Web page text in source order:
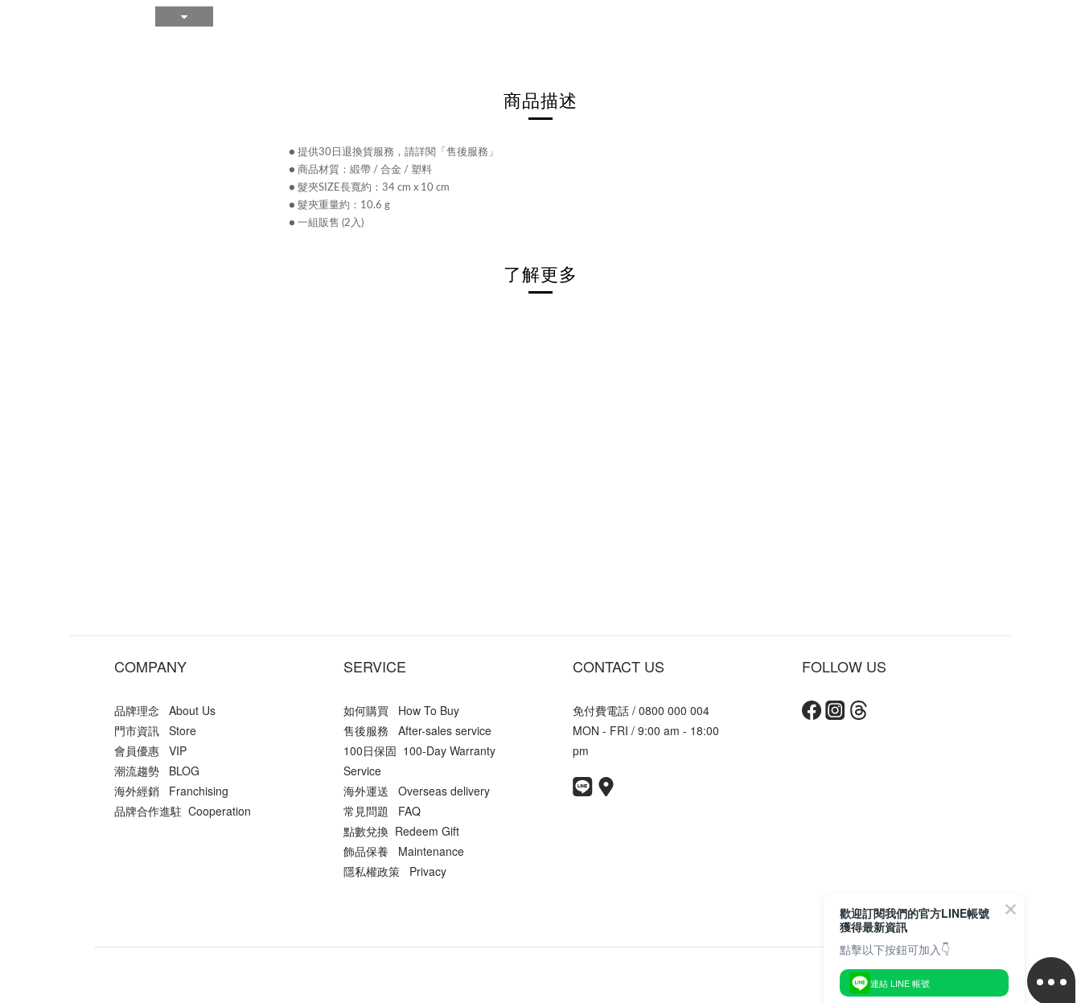
商品描述
● 提供30日退換貨服務，請詳閱「售後服務」
● 商品材質：緞帶 / 合金 / 塑料
● 髮夾SIZE長寬約：34 cm x 10 cm
● 髮夾重量約：10.6 g
● 一組販售 (2入)
了解更多
COMPANY
品牌理念 About Us
門市資訊 Store
會員優惠 VIP
潮流趨勢 BLOG
海外經銷 Franchising
品牌合作進駐 Cooperation
SERVICE
如何購買 How To Buy
售後服務 After-sales service
100日保固 100-Day Warranty
Service
海外運送 Overseas delivery
常見問題 FAQ
點數兌換 Redeem Gift
飾品保養 Maintenance
隱私權政策 Privacy
CONTACT US
免付費電話 / 0800 000 004
MON - FRI / 9:00 am - 18:00
pm
FOLLOW US
TWD 繁體中文
歡迎訂閱我們的官方LINE帳號
獲得最新資訊
點擊以下按鈕可加入👇
連結 LINE 帳號